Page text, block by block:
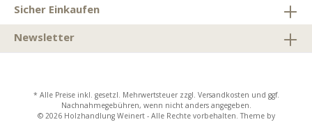
Sicher Einkaufen
Newsletter
* Alle Preise inkl. gesetzl. Mehrwertsteuer zzgl. Versandkosten und ggf.
Nachnahmegebühren, wenn nicht anders angegeben.
© 2026 Holzhandlung Weinert - Alle Rechte vorbehalten. Theme by